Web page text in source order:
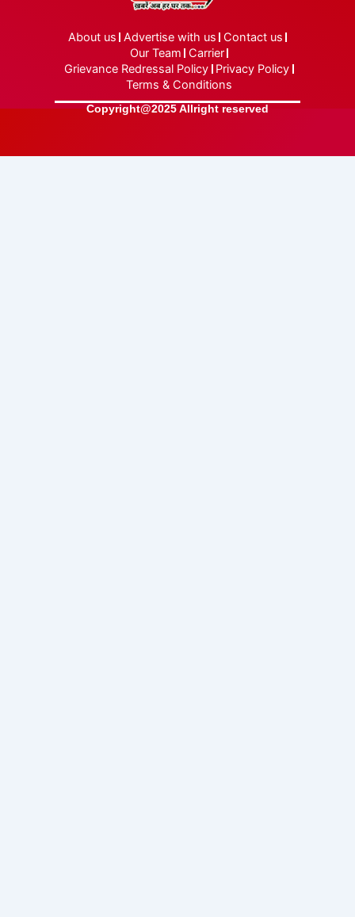
About us Advertise with us Contact us
Our Team Carrier
Grievance Redressal Policy Privacy Policy
Terms & Conditions
Copyright@2025 Allright reserved